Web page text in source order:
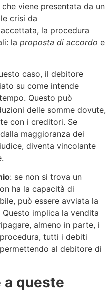
viene presentata da un
crisi da
la procedura
la proposta di accordo e
caso, il debitore
su come intende
Questo può
delle somme dovute,
con i creditori. Se
maggioranza dei
diventa vincolante
: se non si trova un
ha la capacità di
può essere avviata la
implica la vendita
almeno in parte, i
tutti i debiti
al debitore di
a queste